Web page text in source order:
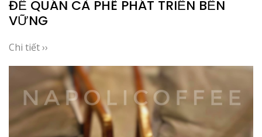
ĐỂ QUÁN CÀ PHÊ PHÁT TRIỂN BỀN
VỮNG
Chi tiết ››